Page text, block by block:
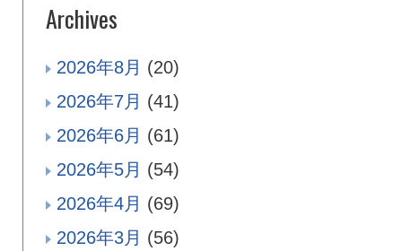
Archives
2026年8月 (20)
2026年7月 (41)
2026年6月 (61)
2026年5月 (54)
2026年4月 (69)
2026年3月 (56)